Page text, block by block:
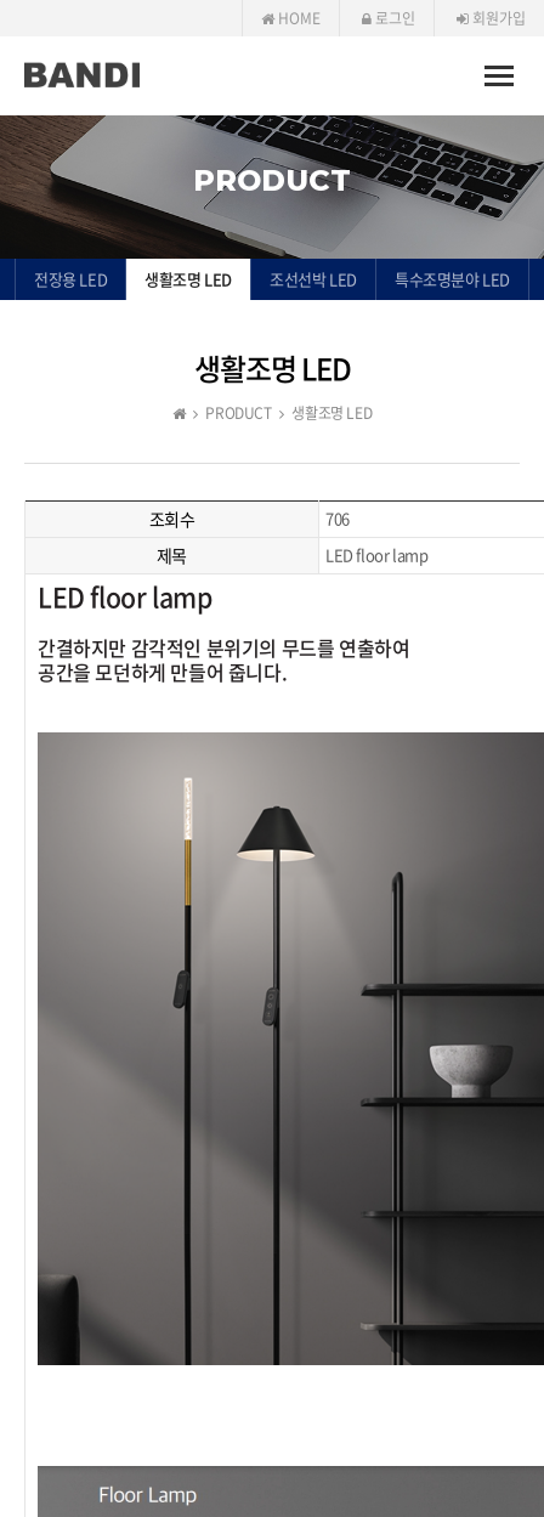
HOME 로그인 회원가입
Toggle
PRODUCT
전장용 LED 생활조명 LED 조선선박 LED 특수조명분야 LED
생활조명 LED
PRODUCT 생활조명 LED
조회수 706
제목 LED floor lamp
LED floor lamp
간결하지만 감각적인 분위기의 무드를 연출하여
공간을 모던하게 만들어 줍니다.